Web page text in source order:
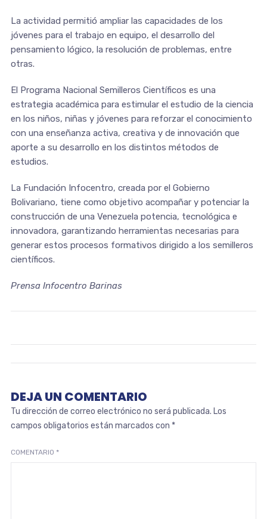
La actividad permitió ampliar las capacidades de los
jóvenes para el trabajo en equipo, el desarrollo del
pensamiento lógico, la resolución de problemas, entre
otras.
El Programa Nacional Semilleros Científicos es una
estrategia académica para estimular el estudio de la ciencia
en los niños, niñas y jóvenes para reforzar el conocimiento
con una enseñanza activa, creativa y de innovación que
aporte a su desarrollo en los distintos métodos de
estudios.
La Fundación Infocentro, creada por el Gobierno
Bolivariano, tiene como objetivo acompañar y potenciar la
construcción de una Venezuela potencia, tecnológica e
innovadora, garantizando herramientas necesarias para
generar estos procesos formativos dirigido a los semilleros
científicos.
Prensa Infocentro Barinas
DEJA UN COMENTARIO
Tu dirección de correo electrónico no será publicada. Los
campos obligatorios están marcados con *
COMENTARIO *